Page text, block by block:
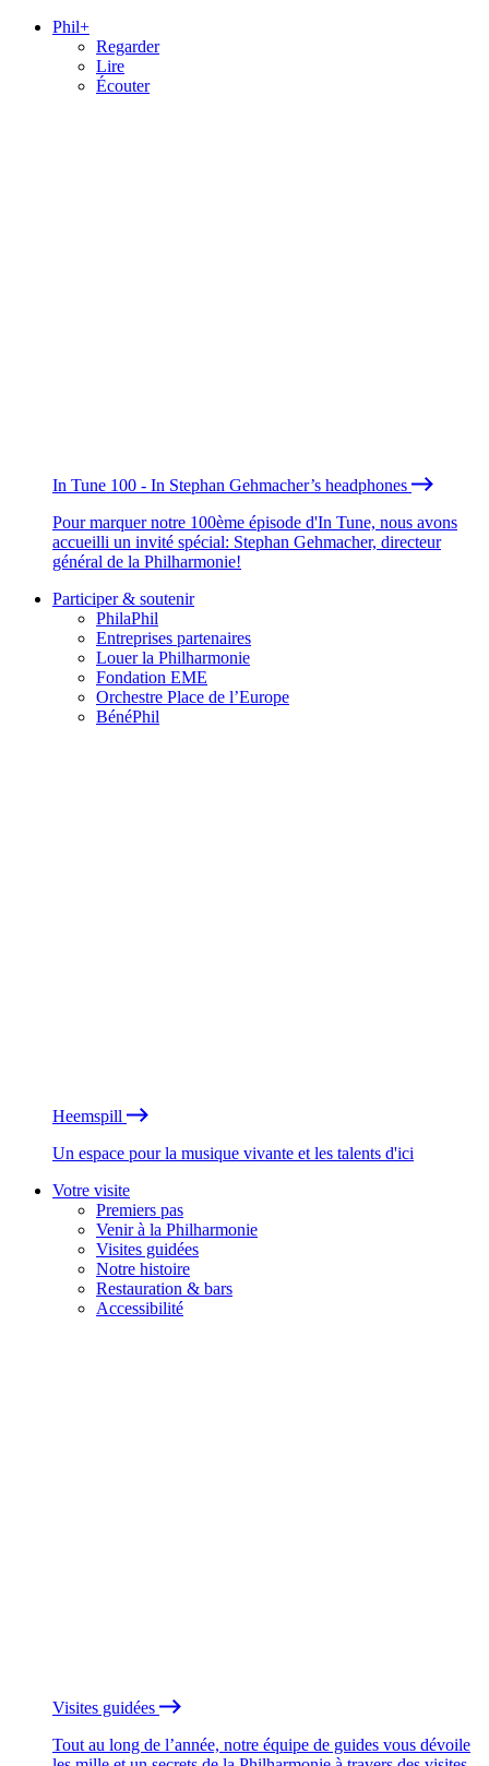
Phil+
Regarder
Lire
Écouter
In Tune 100 - In Stephan Gehmacher’s headphones
Pour marquer notre 100ème épisode d'In Tune, nous avons
accueilli un invité spécial: Stephan Gehmacher, directeur
général de la Philharmonie!
Participer & soutenir
PhilaPhil
Entreprises partenaires
Louer la Philharmonie
Fondation EME
Orchestre Place de l’Europe
BénéPhil
Heemspill
Un espace pour la musique vivante et les talents d'ici
Votre visite
Premiers pas
Venir à la Philharmonie
Visites guidées
Notre histoire
Restauration & bars
Accessibilité
Visites guidées
Tout au long de l’année, notre équipe de guides vous dévoile